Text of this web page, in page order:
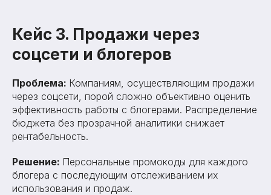
Кейс 3. Продажи через
соцсети и блогеров
Проблема: Компаниям, осуществляющим продажи
через соцсети, порой сложно объективно оценить
эффективность работы с блогерами. Распределение
бюджета без прозрачной аналитики снижает
рентабельность.
Решение: Персональные промокоды для каждого
блогера с последующим отслеживанием их
использования и продаж.